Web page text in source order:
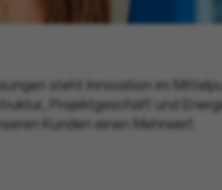
steht Innovation im
Projektgeschäft und
Kunden einen Mehrwert.